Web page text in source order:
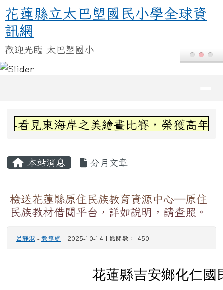
跳至主內容區
花蓮縣立太巴塱國民小學全球資訊
花蓮縣立太巴塱國民小學全球資
訊網
歡迎光臨 太巴塱國小
上中區域內容
見東海岸之美繪畫比賽，榮獲高年級
本站消息 分月文章
檢送花蓮縣原住民族教育資源中心—原住
民族教材借閱平台，詳如說明，請查照。
呂靜淑 - 教導處 | 2025-10-14 | 點閱數： 450
花蓮縣吉安鄉化仁國